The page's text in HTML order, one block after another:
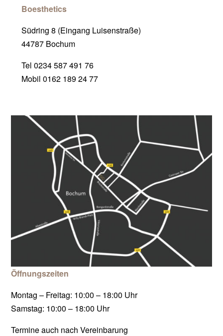
Boesthetics
Südring 8 (Eingang Luisenstraße)
44787 Bochum
Tel 0234 587 491 76
Mobil 0162 189 24 77
Öffnungszeiten
Montag – Freitag: 10:00 – 18:00 Uhr
Samstag: 10:00 – 18:00 Uhr
Termine auch nach Vereinbarung